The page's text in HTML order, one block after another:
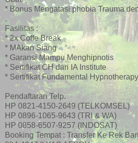
* Bonus Mengatasi phobia Trauma
.
Fasilitas :
* 2x Coffe Break
* MAkan Siang
* Garansi Mampu Menghipnotis
* Sertifikat CH dari IA Institute
* Sertifikat Fundamental
Pendaftaran Telp.
HP 0821-4150-2649 (TELKOMSEL)
HP 0896-1065-9643 (TRI & WA)
HP 0858-6507-9257 (INDOSAT)
Booking Tempat : Transfer Ke Rek